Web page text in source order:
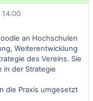
14:00
an Hochschulen
Weiterentwicklung
des Vereins. Sie
in der Strategie
die Praxis umgesetzt